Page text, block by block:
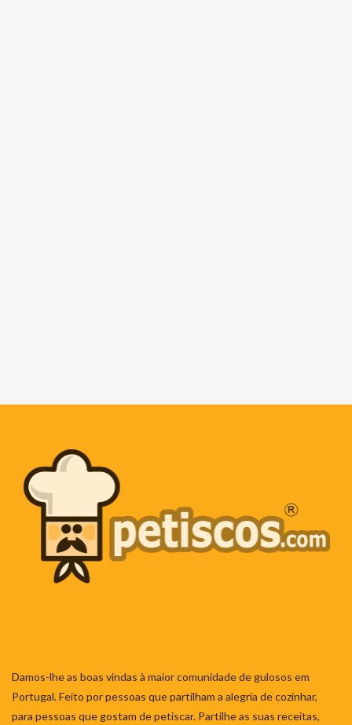
Damos-lhe as boas vindas à maior comunidade de gulosos em
Portugal. Feito por pessoas que partilham a alegria de cozinhar,
para pessoas que gostam de petiscar. Partilhe as suas receitas,